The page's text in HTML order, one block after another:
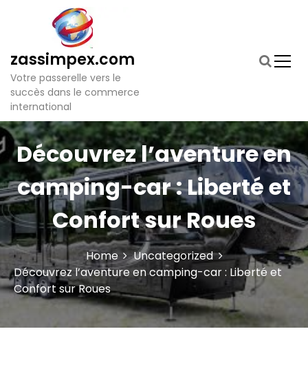
n
t
e
t
zassimpex.com
Votre passerelle vers le
succès dans le commerce
international
Découvrez l’aventure en
camping-car : Liberté et
Confort sur Roues
Home
Uncategorized
Découvrez l’aventure en camping-car : Liberté et
Confort sur Roues
l